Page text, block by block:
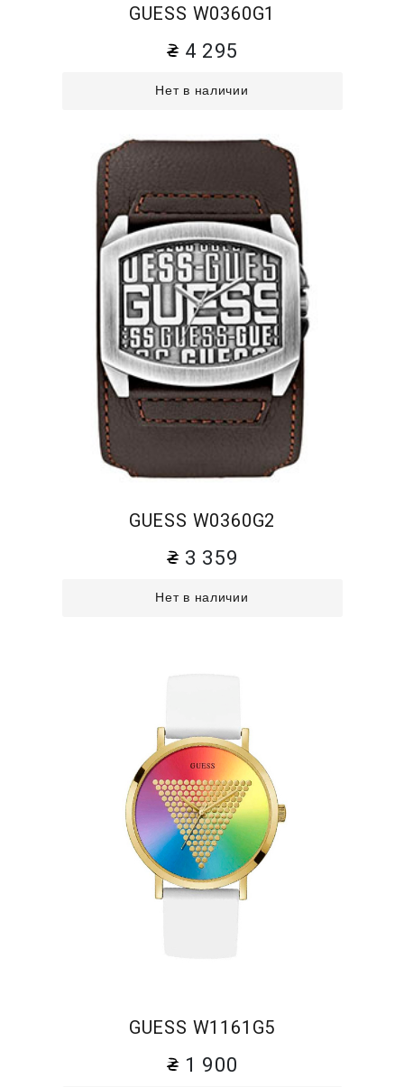
GUESS W0360G1
4 295
Нет в наличии
GUESS W0360G2
3 359
Нет в наличии
GUESS W1161G5
1 900